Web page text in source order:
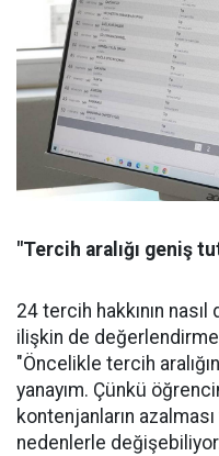
"Tercih aralığı geniş
24 tercih hakkının
ilişkin de
"Öncelikle tercih
yanayım. Çünkü
kontenjanların
nedenlerle